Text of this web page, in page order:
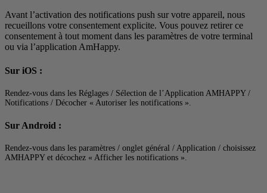
Avant l’activation des notifications push sur votre appareil, nous
recueillons votre consentement explicite. Vous pouvez retirer ce
consentement à tout moment dans les paramètres de votre terminal
ou via l’application AmHappy.
Sur iOS :
Rendez-vous dans les Réglages / Sélection de l’Application AMHAPPY /
Notifications / Décocher « Autoriser les notifications ».
Sur Android :
Rendez-vous dans les paramètres / onglet général / Application / choisissez
AMHAPPY et décochez « Afficher les notifications ».